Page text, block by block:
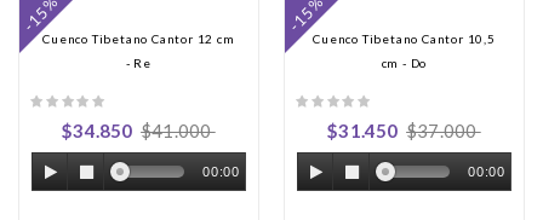
Cuenco Tibetano Cantor 12 cm
- Re
$34.850 $41.000
00:00
-15%
Cuenco Tibetano Cantor 10,5
cm - Do
$31.450 $37.000
00:00
-15%